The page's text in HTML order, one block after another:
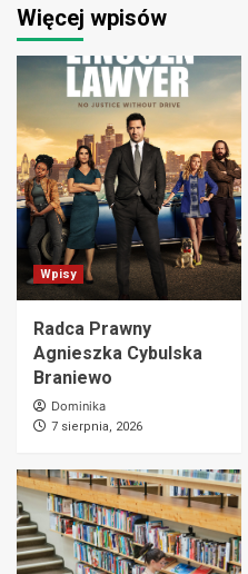
Więcej wpisów
Wpisy
Radca Prawny
Agnieszka Cybulska
Braniewo
Dominika
7 sierpnia, 2026